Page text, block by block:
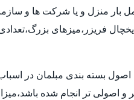
منزل و یا شرکت ها و
فریزر،میزهای
اصول بسته بندی مبلمان در
و اصولی تر انجام شده